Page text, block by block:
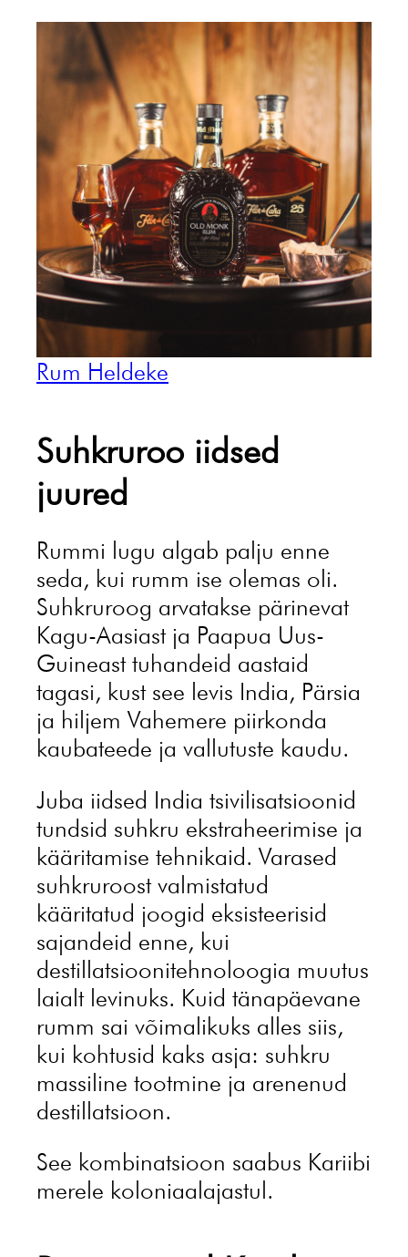
Rum Heldeke
Suhkruroo iidsed
juured
Rummi lugu algab palju enne
seda, kui rumm ise olemas oli.
Suhkruroog arvatakse pärinevat
Kagu-Aasiast ja Paapua Uus-
Guineast tuhandeid aastaid
tagasi, kust see levis India, Pärsia
ja hiljem Vahemere piirkonda
kaubateede ja vallutuste kaudu.
Juba iidsed India tsivilisatsioonid
tundsid suhkru ekstraheerimise ja
kääritamise tehnikaid. Varased
suhkruroost valmistatud
kääritatud joogid eksisteerisid
sajandeid enne, kui
destillatsioonitehnoloogia muutus
laialt levinuks. Kuid tänapäevane
rumm sai võimalikuks alles siis,
kui kohtusid kaks asja: suhkru
massiline tootmine ja arenenud
destillatsioon.
See kombinatsioon saabus Kariibi
merele koloniaalajastul.